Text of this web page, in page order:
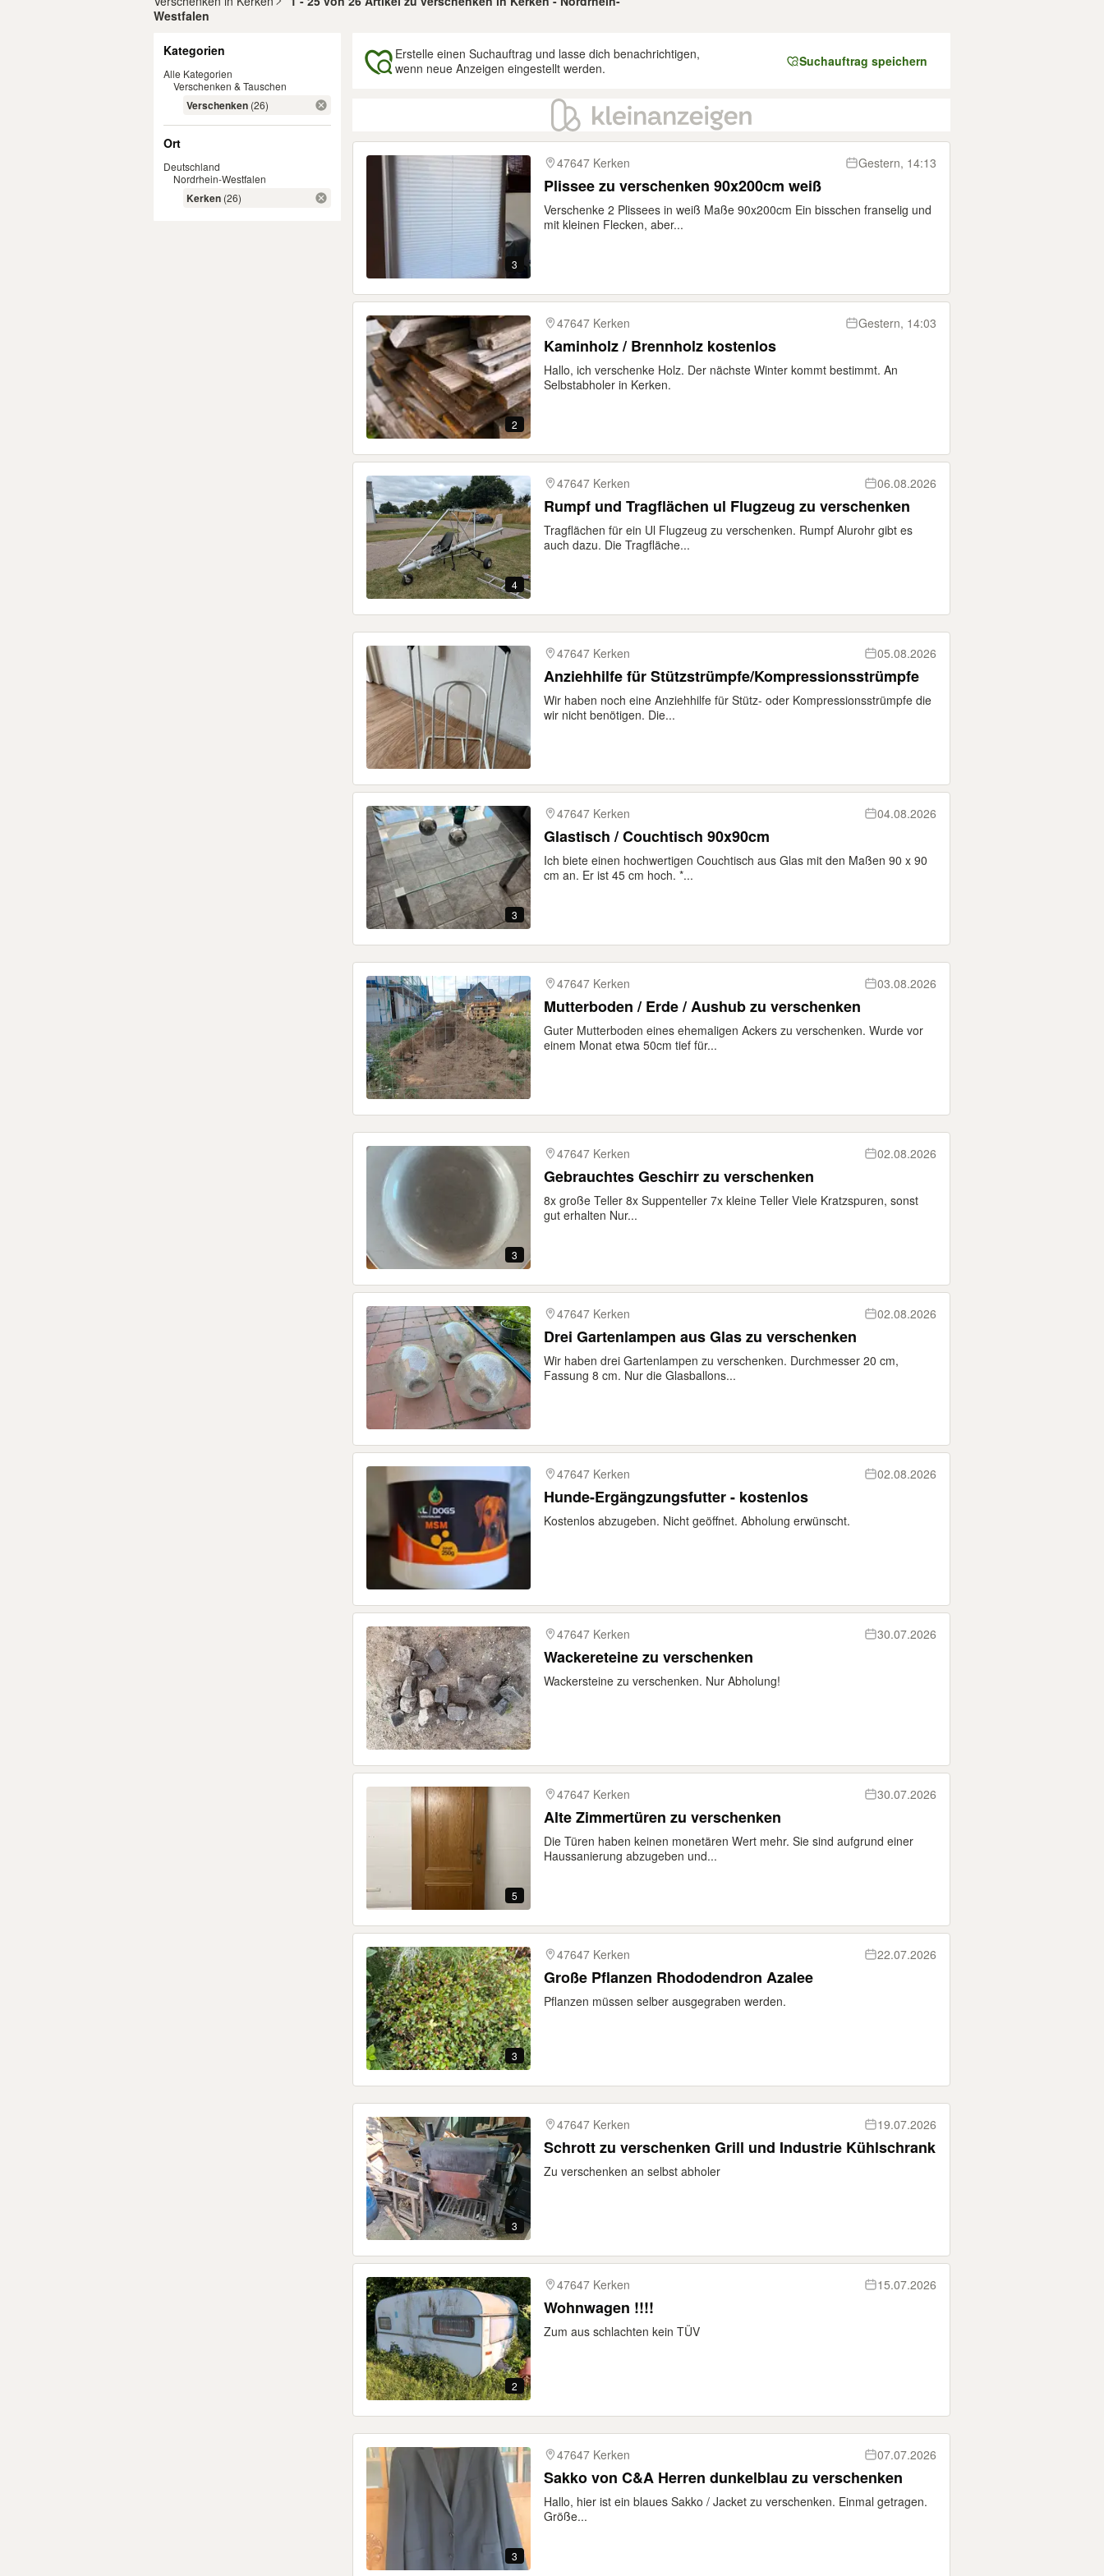
Westfalen
Kategorien
Alle Kategorien
Verschenken & Tauschen
Verschenken (26)
Ort
Deutschland
Nordrhein-Westfalen
Kerken (26)
Erstelle einen Suchauftrag und lasse dich benachrichtigen,
wenn neue Anzeigen eingestellt werden.
Suchauftrag speichern
Ergebnisse
3
47647 Kerken Gestern, 14:13
Plissee zu verschenken 90x200cm weiß
Verschenke 2 Plissees in weiß Maße 90x200cm Ein bisschen franselig und
mit kleinen Flecken, aber...
2
47647 Kerken Gestern, 14:03
Kaminholz / Brennholz kostenlos
Hallo, ich verschenke Holz. Der nächste Winter kommt bestimmt. An
Selbstabholer in Kerken.
4
47647 Kerken 06.08.2026
Rumpf und Tragflächen ul Flugzeug zu verschenken
Tragflächen für ein Ul Flugzeug zu verschenken. Rumpf Alurohr gibt es
auch dazu. Die Tragfläche...
47647 Kerken 05.08.2026
Anziehhilfe für Stützstrümpfe/Kompressionsstrümpfe
Wir haben noch eine Anziehhilfe für Stütz- oder Kompressionsstrümpfe die
wir nicht benötigen. Die...
3
47647 Kerken 04.08.2026
Glastisch / Couchtisch 90x90cm
Ich biete einen hochwertigen Couchtisch aus Glas mit den Maßen 90 x 90
cm an. Er ist 45 cm hoch. *...
47647 Kerken 03.08.2026
Mutterboden / Erde / Aushub zu verschenken
Guter Mutterboden eines ehemaligen Ackers zu verschenken. Wurde vor
einem Monat etwa 50cm tief für...
3
47647 Kerken 02.08.2026
Gebrauchtes Geschirr zu verschenken
8x große Teller 8x Suppenteller 7x kleine Teller Viele Kratzspuren, sonst
gut erhalten Nur...
47647 Kerken 02.08.2026
Drei Gartenlampen aus Glas zu verschenken
Wir haben drei Gartenlampen zu verschenken. Durchmesser 20 cm,
Fassung 8 cm. Nur die Glasballons...
47647 Kerken 02.08.2026
Hunde-Ergängzungsfutter - kostenlos
Kostenlos abzugeben. Nicht geöffnet. Abholung erwünscht.
47647 Kerken 30.07.2026
Wackereteine zu verschenken
Wackersteine zu verschenken. Nur Abholung!
5
47647 Kerken 30.07.2026
Alte Zimmertüren zu verschenken
Die Türen haben keinen monetären Wert mehr. Sie sind aufgrund einer
Haussanierung abzugeben und...
3
47647 Kerken 22.07.2026
Große Pflanzen Rhododendron Azalee
Pflanzen müssen selber ausgegraben werden.
3
47647 Kerken 19.07.2026
Schrott zu verschenken Grill und Industrie Kühlschrank
Zu verschenken an selbst abholer
2
47647 Kerken 15.07.2026
Wohnwagen !!!!
Zum aus schlachten kein TÜV
3
47647 Kerken 07.07.2026
Sakko von C&A Herren dunkelblau zu verschenken
Hallo, hier ist ein blaues Sakko / Jacket zu verschenken. Einmal getragen.
Größe...